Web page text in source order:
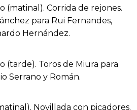
(matinal). Corrida de rejones.
para Rui Fernandes,
Hernández.
(tarde). Toros de Miura para
Serrano y Román.
Novillada con picadores.